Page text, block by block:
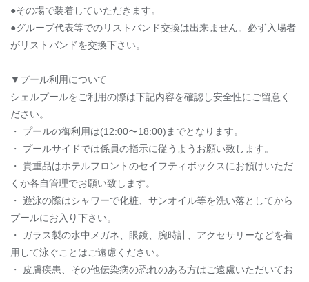
●その場で装着していただきます。
●グループ代表等でのリストバンド交換は出来ません。必ず入場者
がリストバンドを交換下さい。
▼プール利用について
シェルプールをご利用の際は下記内容を確認し安全性にご留意く
ださい。
・ プールの御利用は(12:00〜18:00)までとなります。
・ プールサイドでは係員の指示に従うようお願い致します。
・ 貴重品はホテルフロントのセイフティボックスにお預けいただ
くか各自管理でお願い致します。
・ 遊泳の際はシャワーで化粧、サンオイル等を洗い落としてから
プールにお入り下さい。
・ ガラス製の水中メガネ、眼鏡、腕時計、アクセサリーなどを着
用して泳ぐことはご遠慮ください。
・ 皮膚疾患、その他伝染病の恐れのある方はご遠慮いただいてお